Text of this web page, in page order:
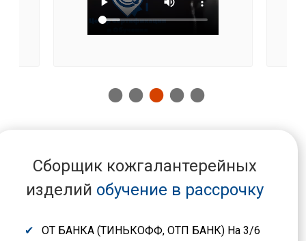
Сборщик кожгалантерейных
изделий обучение в рассрочку
ОТ БАНКА (ТИНЬКОФФ, ОТП БАНК) На 3/6